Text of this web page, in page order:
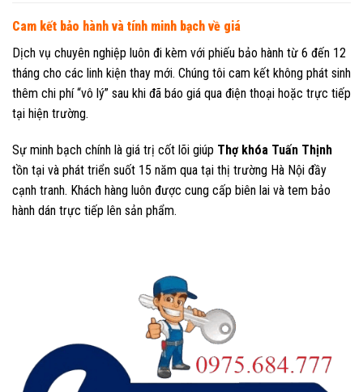
Cam kết bảo hành và tính minh bạch về giá
Dịch vụ chuyên nghiệp luôn đi kèm với phiếu bảo hành từ 6 đến 12
tháng cho các linh kiện thay mới. Chúng tôi cam kết không phát sinh
thêm chi phí “vô lý” sau khi đã báo giá qua điện thoại hoặc trực tiếp
tại hiện trường.
Sự minh bạch chính là giá trị cốt lõi giúp Thợ khóa Tuấn Thịnh
tồn tại và phát triển suốt 15 năm qua tại thị trường Hà Nội đầy
cạnh tranh. Khách hàng luôn được cung cấp biên lai và tem bảo
hành dán trực tiếp lên sản phẩm.